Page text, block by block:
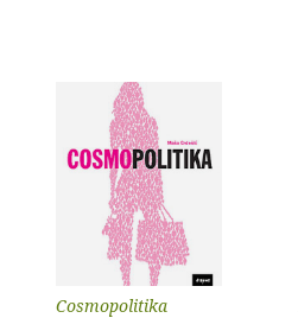
Cosmopolitika